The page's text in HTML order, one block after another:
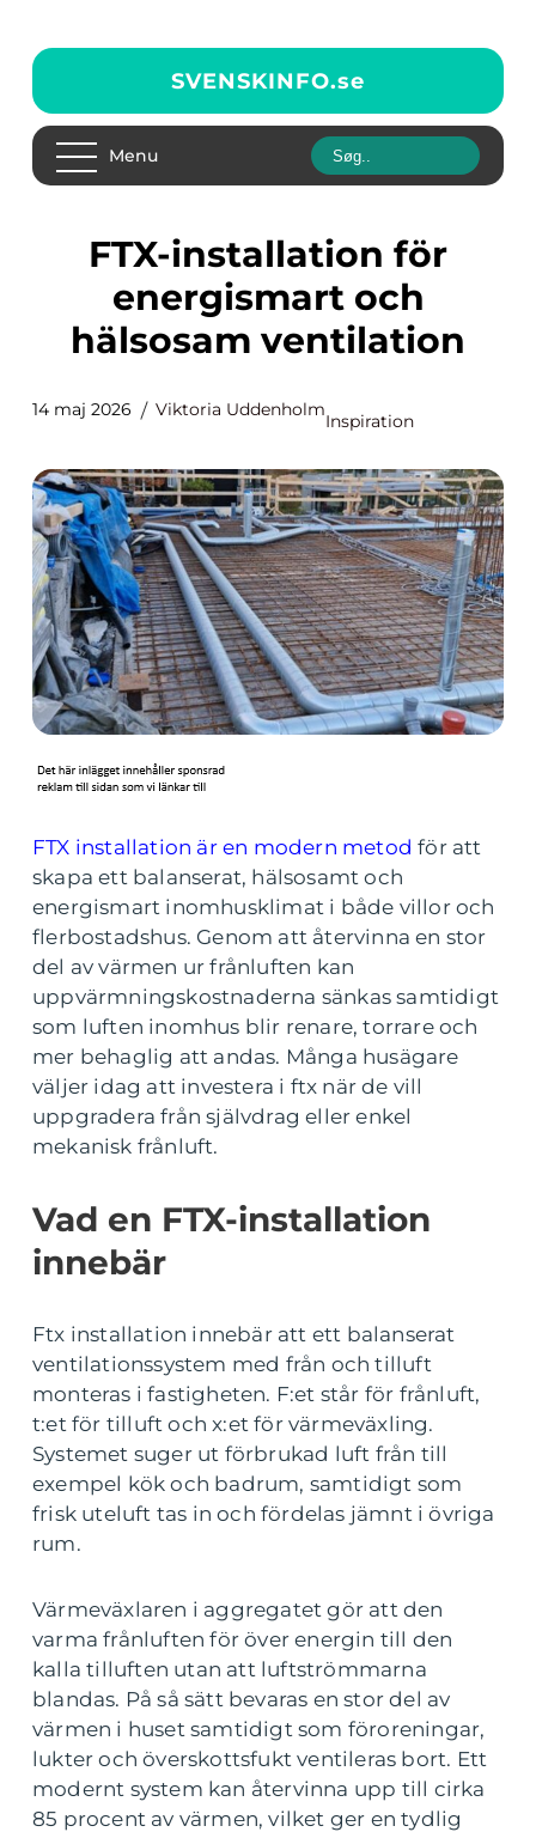
SVENSKINFO.se
Menu
FTX-installation för
energismart och
hälsosam ventilation
14 maj 2026 Viktoria Uddenholm
Inspiration
FTX installation är en modern metod för att
skapa ett balanserat, hälsosamt och
energismart inomhusklimat i både villor och
flerbostadshus. Genom att återvinna en stor
del av värmen ur frånluften kan
uppvärmningskostnaderna sänkas samtidigt
som luften inomhus blir renare, torrare och
mer behaglig att andas. Många husägare
väljer idag att investera i ftx när de vill
uppgradera från självdrag eller enkel
mekanisk frånluft.
Vad en FTX-installation
innebär
Ftx installation innebär att ett balanserat
ventilationssystem med från och tilluft
monteras i fastigheten. F:et står för frånluft,
t:et för tilluft och x:et för värmeväxling.
Systemet suger ut förbrukad luft från till
exempel kök och badrum, samtidigt som
frisk uteluft tas in och fördelas jämnt i övriga
rum.
Värmeväxlaren i aggregatet gör att den
varma frånluften för över energin till den
kalla tilluften utan att luftströmmarna
blandas. På så sätt bevaras en stor del av
värmen i huset samtidigt som föroreningar,
lukter och överskottsfukt ventileras bort. Ett
modernt system kan återvinna upp till cirka
85 procent av värmen, vilket ger en tydlig